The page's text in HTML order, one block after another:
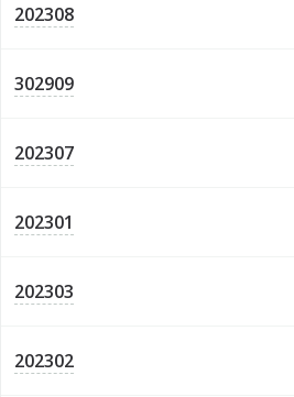
202308
302909
202307
202301
202303
202302